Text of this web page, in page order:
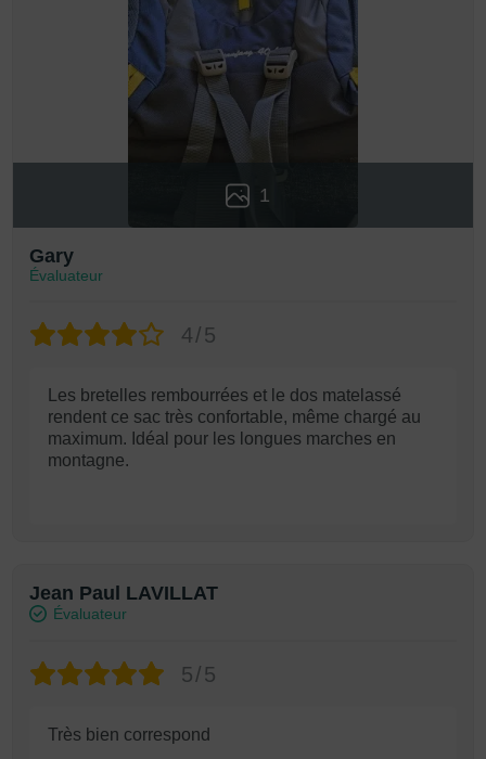
1
Gary
Évaluateur
4/5
Les bretelles rembourrées et le dos matelassé
rendent ce sac très confortable, même chargé au
maximum. Idéal pour les longues marches en
montagne.
Jean Paul LAVILLAT
Évaluateur
5/5
Très bien correspond